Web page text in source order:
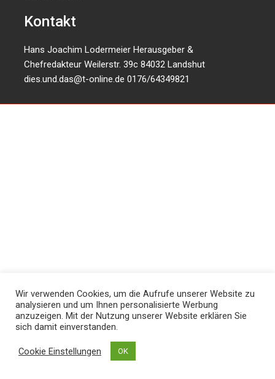
Kontakt
Hans Joachim Lodermeier Herausgeber &
Chefredakteur Weilerstr. 39c 84032 Landshut
dies.und.das@t-online.de 0176/64349821
Wir verwenden Cookies, um die Aufrufe unserer Website zu
analysieren und um Ihnen personalisierte Werbung
anzuzeigen. Mit der Nutzung unserer Website erklären Sie
sich damit einverstanden.
Cookie Einstellungen OK